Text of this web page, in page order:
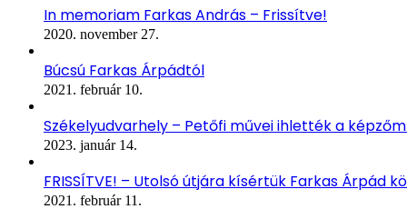
In memoriam Farkas András – Frissítve!
2020. november 27.
Búcsú Farkas Árpádtól
2021. február 10.
Székelyudvarhely – Petőfi művei ihlették a
2023. január 14.
FRISSÍTVE! – Utolsó útjára kísértük Farkas Árpád
2021. február 11.